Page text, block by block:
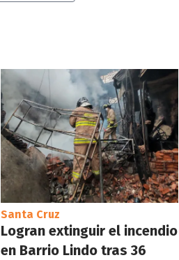
Santa Cruz
Logran extinguir el incendio
en Barrio Lindo tras 36